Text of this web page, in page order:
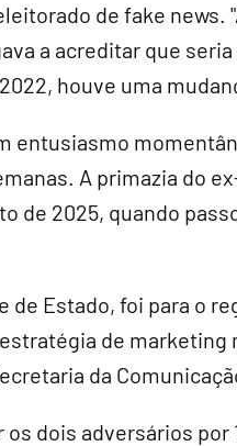
de fake
a acreditar que
houve uma
entusiasmo
A primazia do
de 2025, quando
de Estado, foi para o
de marketing
da
dois adversários por